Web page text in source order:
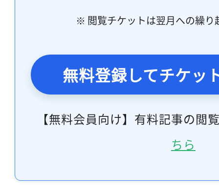
※ 閲覧チケットは翌月への繰り
無料登録してチケッ
【無料会員向け】有料記事の閲
ちら